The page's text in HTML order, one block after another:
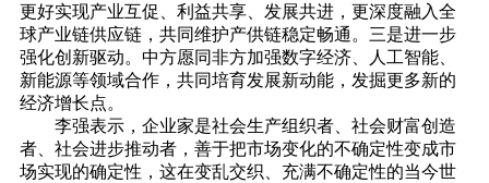
更好实现产业互促、利益共享、发展共进，更深度融入全
球产业链供应链，共同维护产供链稳定畅通。三是进一步
强化创新驱动。中方愿同非方加强数字经济、人工智能、
新能源等领域合作，共同培育发展新动能，发掘更多新的
经济增长点。
李强表示，企业家是社会生产组织者、社会财富创造
者、社会进步推动者，善于把市场变化的不确定性变成市
场实现的确定性，这在变乱交织、充满不确定性的当今世